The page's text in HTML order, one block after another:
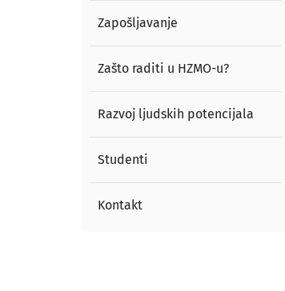
Zapošljavanje
Zašto raditi u HZMO-u?
Razvoj ljudskih potencijala
Studenti
Kontakt